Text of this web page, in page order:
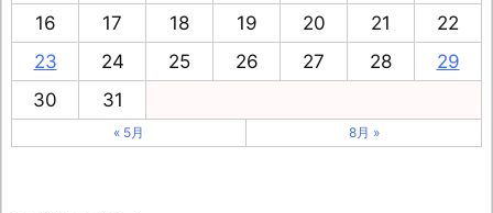
16
17 18 19 20 21
22
23
24 25 26 27 28
29
30
31
« 5月 8月 »